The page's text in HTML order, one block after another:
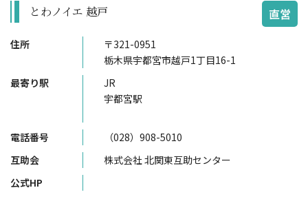
とわノイエ 越戸 直営
住所
〒321-0951
栃木県宇都宮市越戸1丁目16-1
最寄り駅
JR
宇都宮駅
電話番号
（028）908-5010
互助会
株式会社 北関東互助センター
公式HP